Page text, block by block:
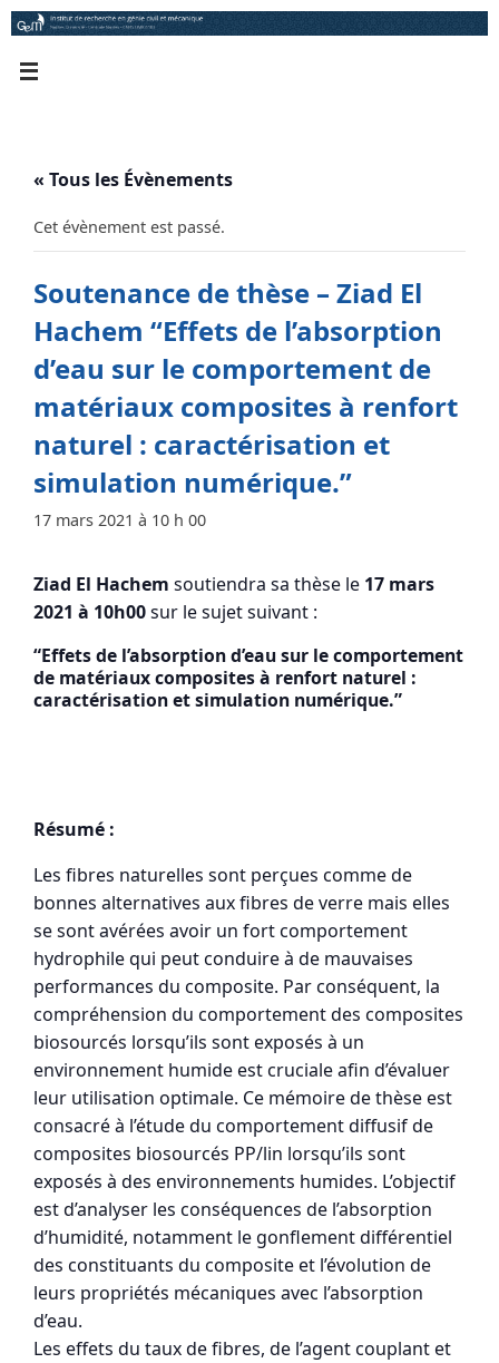
Passer
au
« Tous les Évènements
Cet évènement est passé.
Soutenance de thèse – Ziad El
Hachem “Effets de l’absorption
d’eau sur le comportement de
matériaux composites à renfort
naturel : caractérisation et
simulation numérique.”
17 mars 2021 à 10 h 00
Ziad El Hachem soutiendra sa thèse le 17 mars
2021 à 10h00sur le sujet suivant :
“Effets de l’absorption d’eau sur le comportement
de matériaux composites à renfort naturel :
caractérisation et simulation numérique.”
Résumé :
Les fibres naturelles sont perçues comme de
bonnes alternatives aux fibres de verre mais elles
se sont avérées avoir un fort comportement
hydrophile qui peut conduire à de mauvaises
performances du composite. Par conséquent, la
compréhension du comportement des composites
biosourcés lorsqu’ils sont exposés à un
environnement humide est cruciale afin d’évaluer
leur utilisation optimale. Ce mémoire de thèse est
consacré à l’étude du comportement diffusif de
composites biosourcés PP/lin lorsqu’ils sont
exposés à des environnements humides. L’objectif
est d’analyser les conséquences de l’absorption
d’humidité, notamment le gonflement différentiel
des constituants du composite et l’évolution de
leurs propriétés mécaniques avec l’absorption
d’eau.
Les effets du taux de fibres, de l’agent couplant et